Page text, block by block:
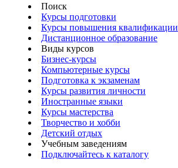
Поиск
Курсы подготовки
Курсы повышения квалификации
Дистанционное образование
Виды курсов
Бизнес-курсы
Компьютерные курсы
Подготовка к экзаменам
Курсы развития личности
Иностранные языки
Курсы мастерства
Творчество и хобби
Детский отдых
Учебным заведениям
Подключайтесь к каталогу